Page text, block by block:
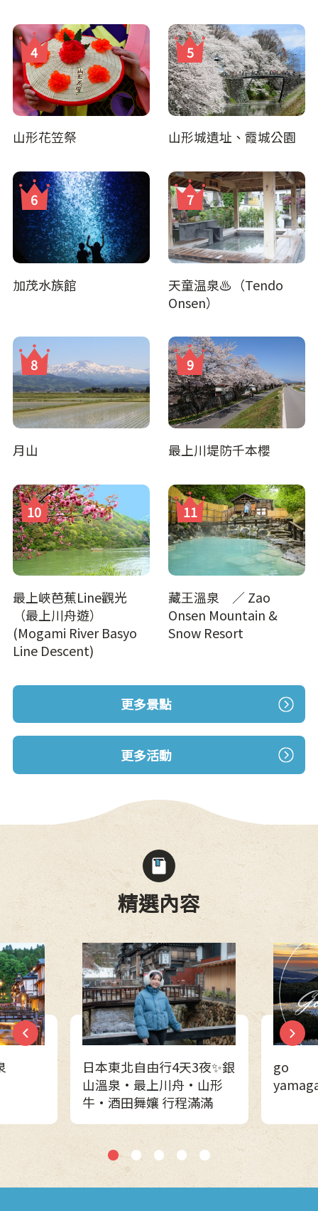
山形花笠祭 山形城遺址、霞城公園
加茂水族館
天童温泉♨（Tendo
Onsen）
月山 最上川堤防千本櫻
最上峽芭蕉Line觀光
（最上川舟遊）
(Mogami River Basyo
Line Descent)
藏王溫泉 ／ Zao
Onsen Mountain &
Snow Resort
更多景點
更多活動
精選內容
✨銀
go
yamagata（MATCHA）
搭乘最
四季更
1 2 3 4 5